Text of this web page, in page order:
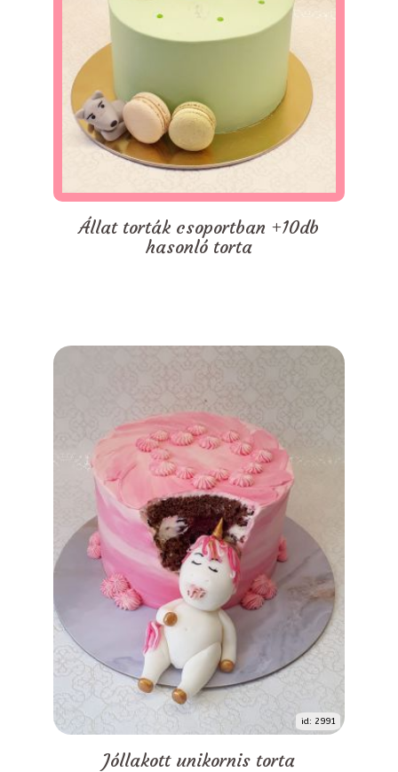
Állat torták csoportban +10db
hasonló torta
id: 2991
Jóllakott unikornis torta